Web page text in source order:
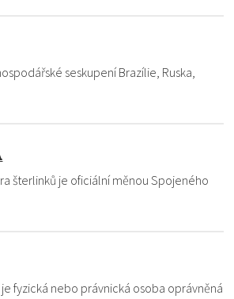
seskupení Brazílie, Ruska,
šterlinků je oficiální měnou Spojeného
fyzická nebo právnická osoba oprávněná